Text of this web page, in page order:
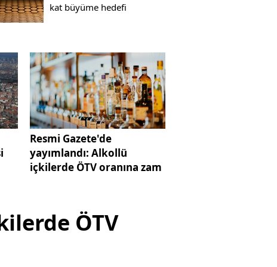
kat büyüme hedefi
Resmi Gazete'de
yayımlandı: Alkollü
içkilerde ÖTV oranına zam
ÖTV